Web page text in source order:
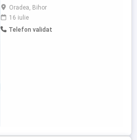
Atributii (in funcție de experiența
anterioară) : asamblare subansamble
metalice integrare componente control
ambalare alte operatii de nituire,
Oradea, Bihor
16 iulie
Telefon validat